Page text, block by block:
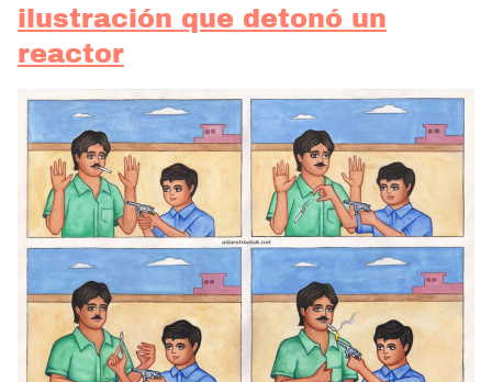
ilustración que detonó un
reactor